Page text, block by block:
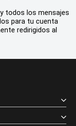
todos los mensajes
para tu cuenta
redirigidos al